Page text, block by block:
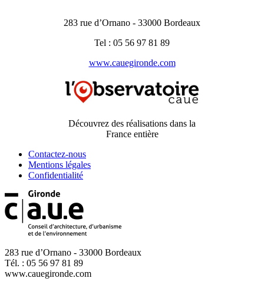
283 rue d’Ornano - 33000 Bordeaux
Tel : 05 56 97 81 89
www.cauegironde.com
Découvrez des réalisations dans la
France entière
Contactez-nous
Mentions légales
Confidentialité
283 rue d’Ornano - 33000 Bordeaux
Tél. : 05 56 97 81 89
www.cauegironde.com